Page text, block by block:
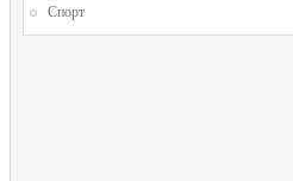
Спорт